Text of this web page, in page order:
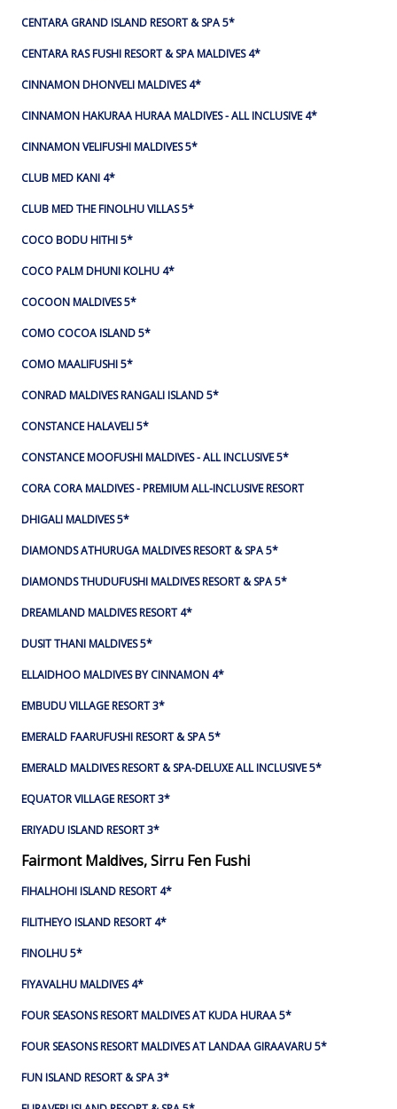
CENTARA GRAND ISLAND RESORT & SPA 5*
CENTARA RAS FUSHI RESORT & SPA MALDIVES 4*
CINNAMON DHONVELI MALDIVES 4*
CINNAMON HAKURAA HURAA MALDIVES - ALL INCLUSIVE 4*
CINNAMON VELIFUSHI MALDIVES 5*
CLUB MED KANI 4*
CLUB MED THE FINOLHU VILLAS 5*
COCO BODU HITHI 5*
COCO PALM DHUNI KOLHU 4*
COCOON MALDIVES 5*
COMO COCOA ISLAND 5*
COMO MAALIFUSHI 5*
CONRAD MALDIVES RANGALI ISLAND 5*
CONSTANCE HALAVELI 5*
CONSTANCE MOOFUSHI MALDIVES - ALL INCLUSIVE 5*
CORA CORA MALDIVES - PREMIUM ALL-INCLUSIVE RESORT
DHIGALI MALDIVES 5*
DIAMONDS ATHURUGA MALDIVES RESORT & SPA 5*
DIAMONDS THUDUFUSHI MALDIVES RESORT & SPA 5*
DREAMLAND MALDIVES RESORT 4*
DUSIT THANI MALDIVES 5*
ELLAIDHOO MALDIVES BY CINNAMON 4*
EMBUDU VILLAGE RESORT 3*
EMERALD FAARUFUSHI RESORT & SPA 5*
EMERALD MALDIVES RESORT & SPA-DELUXE ALL INCLUSIVE 5*
EQUATOR VILLAGE RESORT 3*
ERIYADU ISLAND RESORT 3*
Fairmont Maldives, Sirru Fen Fushi
FIHALHOHI ISLAND RESORT 4*
FILITHEYO ISLAND RESORT 4*
FINOLHU 5*
FIYAVALHU MALDIVES 4*
FOUR SEASONS RESORT MALDIVES AT KUDA HURAA 5*
FOUR SEASONS RESORT MALDIVES AT LANDAA GIRAAVARU 5*
FUN ISLAND RESORT & SPA 3*